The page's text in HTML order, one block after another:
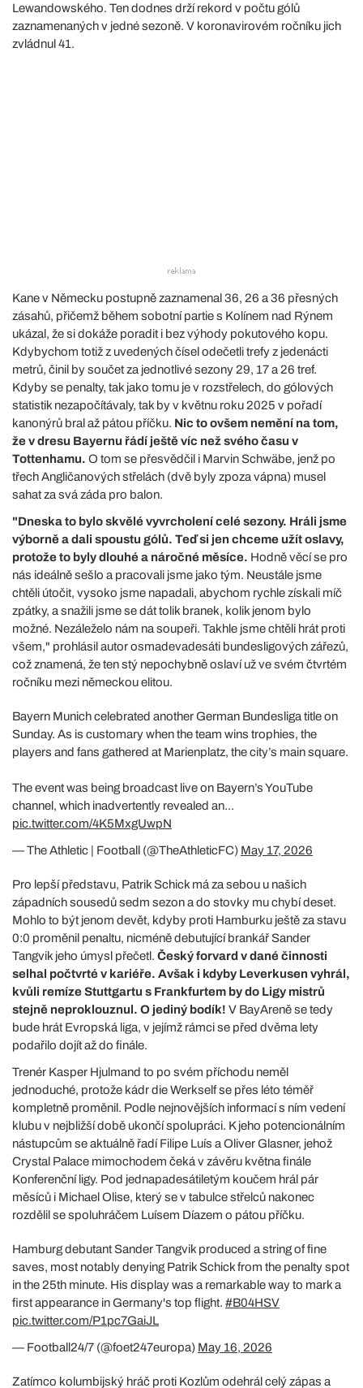
Lewandowského. Ten dodnes drží rekord v počtu gólů
zaznamenaných v jedné sezoně. V koronavirovém ročníku jich
zvládnul 41.
Kane v Německu postupně zaznamenal 36, 26 a 36 přesných
zásahů, přičemž během sobotní partie s Kolínem nad Rýnem
ukázal, že si dokáže poradit i bez výhody pokutového kopu.
Kdybychom totiž z uvedených čísel odečetli trefy z jedenácti
metrů, činil by součet za jednotlivé sezony 29, 17 a 26 tref.
Kdyby se penalty, tak jako tomu je v rozstřelech, do gólových
statistik nezapočítávaly, tak by v květnu roku 2025 v pořadí
kanonýrů bral až pátou příčku. Nic to ovšem nemění na tom,
že v dresu Bayernu řádí ještě víc než svého času v
Tottenhamu. O tom se přesvědčil i Marvin Schwäbe, jenž po
třech Angličanových střelách (dvě byly zpoza vápna) musel
sahat za svá záda pro balon.
"Dneska to bylo skvělé vyvrcholení celé sezony. Hráli jsme
výborně a dali spoustu gólů. Teď si jen chceme užít oslavy,
protože to byly dlouhé a náročné měsíce. Hodně věcí se pro
nás ideálně sešlo a pracovali jsme jako tým. Neustále jsme
chtěli útočit, vysoko jsme napadali, abychom rychle získali míč
zpátky, a snažili jsme se dát tolik branek, kolik jenom bylo
možné. Nezáleželo nám na soupeři. Takhle jsme chtěli hrát proti
všem," prohlásil autor osmadevadesáti bundesligových zářezů,
což znamená, že ten stý nepochybně oslaví už ve svém čtvrtém
ročníku mezi německou elitou.
Bayern Munich celebrated another German Bundesliga title on
Sunday. As is customary when the team wins trophies, the
players and fans gathered at Marienplatz, the city’s main square.
The event was being broadcast live on Bayern’s YouTube
channel, which inadvertently revealed an...
pic.twitter.com/4K5MxgUwpN
— The Athletic | Football (@TheAthleticFC) May 17, 2026
Pro lepší představu, Patrik Schick má za sebou u našich
západních sousedů sedm sezon a do stovky mu chybí deset.
Mohlo to být jenom devět, kdyby proti Hamburku ještě za stavu
0:0 proměnil penaltu, nicméně debutující brankář Sander
Tangvik jeho úmysl přečetl. Český forvard v dané činnosti
selhal počtvrté v kariéře. Avšak i kdyby Leverkusen vyhrál,
kvůli remíze Stuttgartu s Frankfurtem by do Ligy mistrů
stejně neproklouznul. O jediný bodík! V BayAreně se tedy
bude hrát Evropská liga, v jejímž rámci se před dvěma lety
podařilo dojít až do finále.
Trenér Kasper Hjulmand to po svém příchodu neměl
jednoduché, protože kádr die Werkself se přes léto téměř
kompletně proměnil. Podle nejnovějších informací s ním vedení
klubu v nejbližší době ukončí spolupráci. K jeho potencionálním
nástupcům se aktuálně řadí Filipe Luís a Oliver Glasner, jehož
Crystal Palace mimochodem čeká v závěru května finále
Konferenční ligy. Pod jednapadesátiletým koučem hrál pár
měsíců i Michael Olise, který se v tabulce střelců nakonec
rozdělil se spoluhráčem Luísem Díazem o pátou příčku.
Hamburg debutant Sander Tangvik produced a string of fine
saves, most notably denying Patrik Schick from the penalty spot
in the 25th minute. His display was a remarkable way to mark a
first appearance in Germany's top flight. #B04HSV
pic.twitter.com/P1pc7GaiJL
— Football24/7 (@foet247europa) May 16, 2026
Zatímco kolumbijský hráč proti Kozlům odehrál celý zápas a